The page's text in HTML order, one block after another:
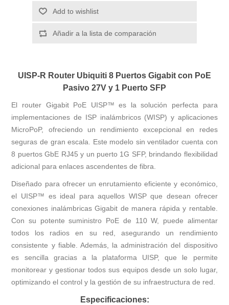
Add to wishlist
Añadir a la lista de comparación
UISP-R Router Ubiquiti 8 Puertos Gigabit con PoE
Pasivo 27V y 1 Puerto SFP
El router Gigabit PoE UISP™ es la solución perfecta para
implementaciones de ISP inalámbricos (WISP) y aplicaciones
MicroPoP, ofreciendo un rendimiento excepcional en redes
seguras de gran escala. Este modelo sin ventilador cuenta con
8 puertos GbE RJ45 y un puerto 1G SFP, brindando flexibilidad
adicional para enlaces ascendentes de fibra.
Diseñado para ofrecer un enrutamiento eficiente y económico,
el UISP™ es ideal para aquellos WISP que desean ofrecer
conexiones inalámbricas Gigabit de manera rápida y rentable.
Con su potente suministro PoE de 110 W, puede alimentar
todos los radios en su red, asegurando un rendimiento
consistente y fiable. Además, la administración del dispositivo
es sencilla gracias a la plataforma UISP, que le permite
monitorear y gestionar todos sus equipos desde un solo lugar,
optimizando el control y la gestión de su infraestructura de red.
Especificaciones: